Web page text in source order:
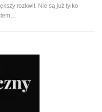
rozkwit. Nie są już tylko